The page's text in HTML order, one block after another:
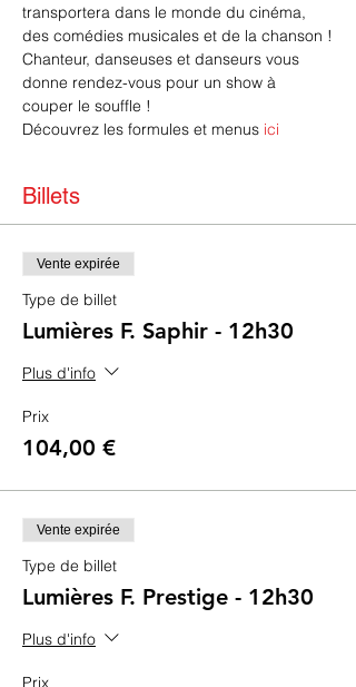
transportera dans le monde du cinéma,
des comédies musicales et de la chanson !
Chanteur, danseuses et danseurs vous
donne rendez-vous pour un show à
couper le souffle !
Découvrez les formules et menus ici
Billets
Vente expirée
Type de billet
Lumières F. Saphir - 12h30
Plus d'info
Prix
104,00 €
Vente expirée
Type de billet
Lumières F. Prestige - 12h30
Plus d'info
Prix